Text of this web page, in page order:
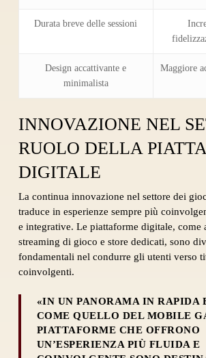
Durata breve delle sessioni
Design accattivante e
minimalista
Maggiore
INNOVAZIONE NEL
RUOLO DELLA
DIGITALE
La continua innovazione nel settore dei
traduce in esperienze sempre più
e integrative. Le piattaforme digitale, come
streaming di gioco e store dedicati, sono
fondamentali nel condurre gli utenti verso
coinvolgenti.
«IN UN PANORAMA IN RAPIDA
COME QUELLO DEL MOBILE
PIATTAFORME CHE OFFRONO
UN’ESPERIENZA PIÙ FLUIDA E